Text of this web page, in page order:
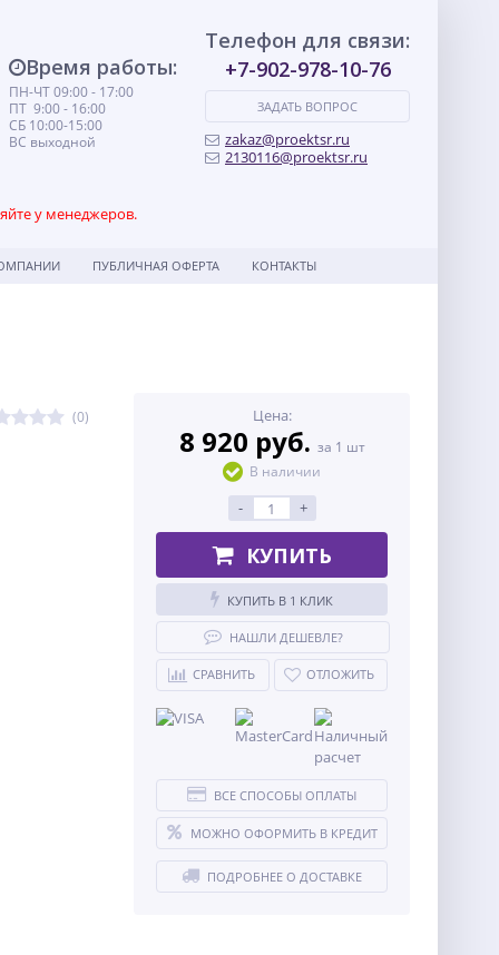
Время работы:
ПН-ЧТ 09:00 - 17:00
ПТ 9:00 - 16:00
СБ 10:00-15:00
ВС выходной
Телефон для связи:
+7-902-978-10-76
ЗАДАТЬ ВОПРОС
zakaz@proektsr.ru
2130116@proektsr.ru
у менеджеров.
ПУБЛИЧНАЯ ОФЕРТА КОНТАКТЫ
(0) Цена:
8 920 руб. за 1 шт
В наличии
- +
КУПИТЬ
КУПИТЬ В 1 КЛИК
НАШЛИ ДЕШЕВЛЕ?
СРАВНИТЬ ОТЛОЖИТЬ
ВСЕ СПОСОБЫ ОПЛАТЫ
МОЖНО ОФОРМИТЬ В КРЕДИТ
ПОДРОБНЕЕ О ДОСТАВКЕ